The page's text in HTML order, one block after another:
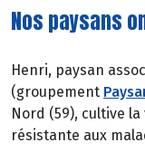
Nos paysans
Henri, paysan
(groupement
Nord (59), cultive
résistante aux